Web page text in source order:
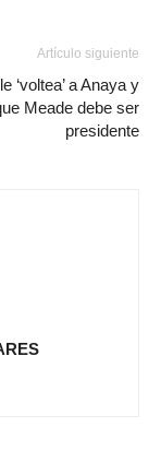
Artículo siguiente
‘voltea’ a Anaya y
Meade debe ser
presidente